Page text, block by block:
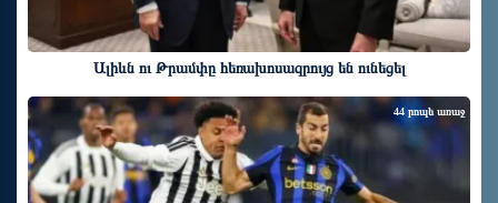
Ալիևն ու Թրամփը հեռախոսազրույց են ունեցել
44 րոպե առաջ